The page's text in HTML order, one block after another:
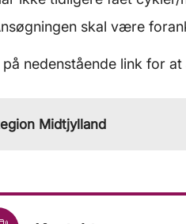
skal være
på nedenstående link for at
Midtjylland